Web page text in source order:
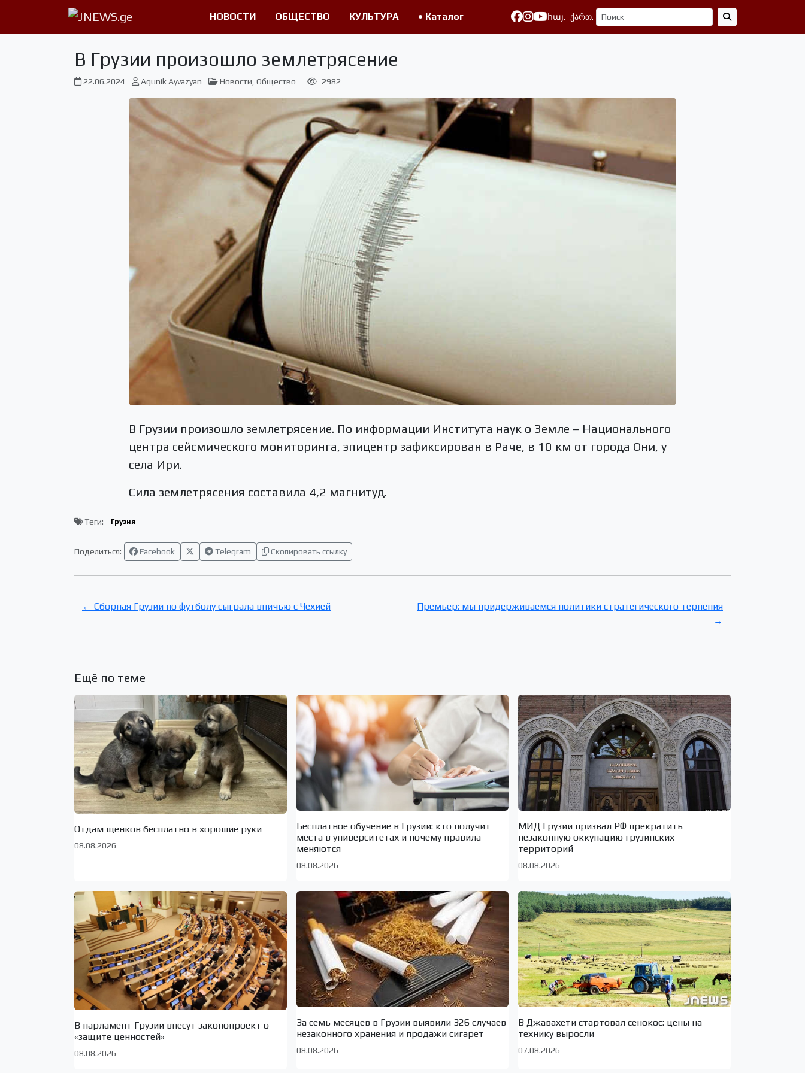
НОВОСТИ ОБЩЕСТВО КУЛЬТУРА • Каталог հայ. ქართ.
В Грузии произошло землетрясение
22.06.2024 Agunik Ayvazyan Новости Общество 2982
В Грузии произошло землетрясение. По информации Института наук о Земле – Национального
центра сейсмического мониторинга, эпицентр зафиксирован в Раче, в 10 км от города Они, у
села Ири.
Сила землетрясения составила 4,2 магнитуд.
Теги: Грузия
Поделиться: Facebook Telegram Скопировать ссылку
← Сборная Грузии по футболу сыграла вничью с Чехией
Премьер: мы придерживаемся политики стратегического терпения
→
Ещё по теме
Отдам щенков бесплатно в хорошие руки
08.08.2026
Бесплатное обучение в Грузии: кто получит
места в университетах и почему правила
меняются
08.08.2026
МИД Грузии призвал РФ прекратить
незаконную оккупацию грузинских
территорий
08.08.2026
В парламент Грузии внесут законопроект о
«защите ценностей»
08.08.2026
За семь месяцев в Грузии выявили 326 случаев
незаконного хранения и продажи сигарет
08.08.2026
В Джавахети стартовал сенокос: цены на
технику выросли
07.08.2026